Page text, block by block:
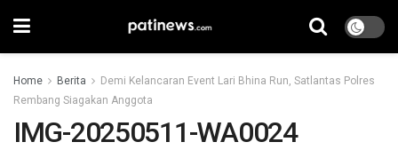
Home Berita
Demi Kelancaran Event Lari Bhina Run, Satlantas Polres
Rembang Siagakan Anggota
IMG-20250511-WA0024